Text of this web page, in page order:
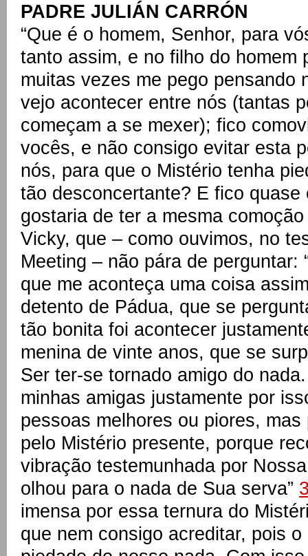
PADRE JULIÁN CARRÓN
“Que é o homem, Senhor, para
tanto assim, e no filho do homem
muitas vezes me pego pensando
vejo acontecer entre nós (tantas
começam a se mexer); fico
vocês, e não consigo evitar esta
nós, para que o Mistério tenha
tão desconcertante? E fico quase
gostaria de ter a mesma
Vicky, que – como ouvimos, no
Meeting – não pára de perguntar:
que me aconteça uma coisa
detento de Pádua, que se
tão bonita foi acontecer
menina de vinte anos, que se
Ser ter-se tornado amigo do
minhas amigas justamente por
pessoas melhores ou piores,
pelo Mistério presente, porque
vibração testemunhada por
olhou para o nada de Sua serva”
imensa por essa ternura do
que nem consigo acreditar, pois